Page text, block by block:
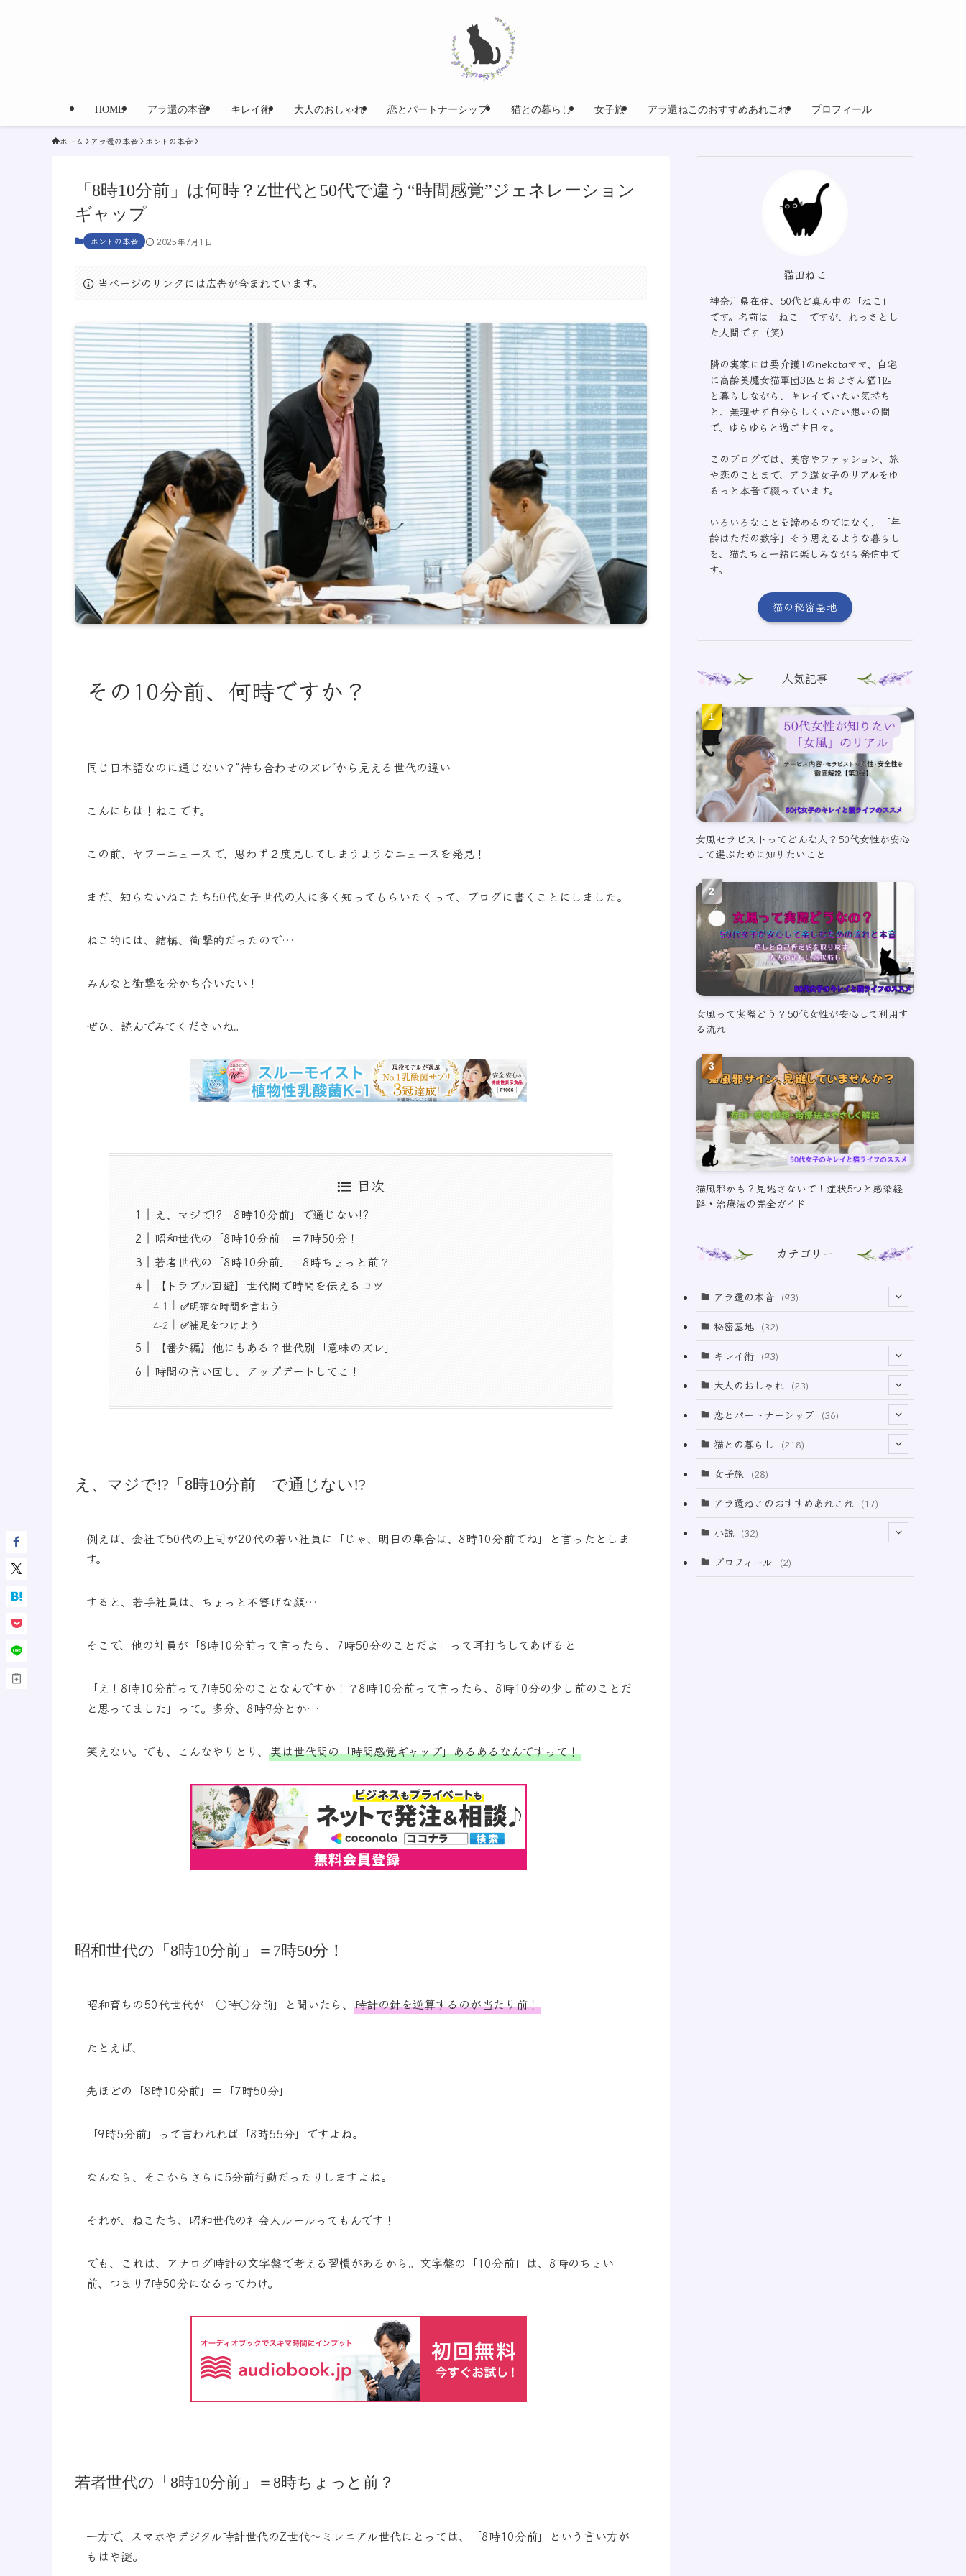
HOME アラ還の本音 キレイ術 大人のおしゃれ 恋とパートナーシップ 猫との暮らし 女子旅 アラ還ねこのおすすめあれこれ プロフィール
ホーム アラ還の本音 ホントの本音
「8時10分前」は何時？Z世代と50代で違う“時間感覚”ジェネレーション
ギャップ
ホントの本音 2025年7月1日
当ページのリンクには広告が含まれています。
その10分前、何時ですか？
同じ日本語なのに通じない？“待ち合わせのズレ”から見える世代の違い
こんにちは！ねこです。
この前、ヤフーニュースで、思わず２度見してしまうようなニュースを発見！
まだ、知らないねこたち50代女子世代の人に多く知ってもらいたくって、ブログに書くことにしました。
ねこ的には、結構、衝撃的だったので…
みんなと衝撃を分かち合いたい！
ぜひ、読んでみてくださいね。
目次
え、マジで!?「8時10分前」で通じない!?
昭和世代の「8時10分前」＝7時50分！
若者世代の「8時10分前」＝8時ちょっと前？
【トラブル回避】世代間で時間を伝えるコツ
✅明確な時間を言おう
✅補足をつけよう
【番外編】他にもある？世代別「意味のズレ」
時間の言い回し、アップデートしてこ！
え、マジで!?「8時10分前」で通じない!?
例えば、会社で50代の上司が20代の若い社員に「じゃ、明日の集合は、8時10分前でね」と言ったとしま
す。
すると、若手社員は、ちょっと不審げな顔…
そこで、他の社員が「8時10分前って言ったら、7時50分のことだよ」って耳打ちしてあげると
「え！8時10分前って7時50分のことなんですか！？8時10分前って言ったら、8時10分の少し前のことだ
と思ってました」って。多分、8時9分とか…
笑えない。でも、こんなやりとり、 実は世代間の「時間感覚ギャップ」あるあるなんですって！
昭和世代の「8時10分前」＝7時50分！
昭和育ちの50代世代が「○時○分前」と聞いたら、 時計の針を逆算するのが当たり前！
たとえば、
先ほどの「8時10分前」＝「7時50分」
「9時5分前」って言われれば「8時55分」ですよね。
なんなら、そこからさらに5分前行動だったりしますよね。
それが、ねこたち、昭和世代の社会人ルールってもんです！
でも、これは、アナログ時計の文字盤で考える習慣があるから。文字盤の「10分前」は、8時のちょい
前、つまり7時50分になるってわけ。
若者世代の「8時10分前」＝8時ちょっと前？
一方で、スマホやデジタル時計世代のZ世代〜ミレニアル世代にとっては、「8時10分前」という言い方が
もはや謎。
猫田ねこ
神奈川県在住、50代ど真ん中の「ねこ」
です。名前は「ねこ」ですが、れっきとし
た人間です（笑）
隣の実家には要介護1のnekotaママ、自宅
に高齢美魔女猫軍団3匹とおじさん猫1匹
と暮らしながら、キレイでいたい気持ち
と、無理せず自分らしくいたい想いの間
で、ゆらゆらと過ごす日々。
このブログでは、美容やファッション、旅
や恋のことまで、アラ還女子のリアルをゆ
るっと本音で綴っています。
いろいろなことを諦めるのではなく、「年
齢はただの数字」そう思えるような暮らし
を、猫たちと一緒に楽しみながら発信中で
す。
猫の秘密基地
人気記事
女風セラピストってどんな人？50代女性が安心
して選ぶために知りたいこと
女風って実際どう？50代女性が安心して利用す
る流れ
猫風邪かも？見逃さないで！症状5つと感染経
路・治療法の完全ガイド
カテゴリー
アラ還の本音 (93)
(69)
(18)
秘密基地 (32)
キレイ術 (93)
(32)
(49)
大人のおしゃれ (23)
(21)
(2)
恋とパートナーシップ (36)
(33)
(3)
猫との暮らし (218)
(21)
(49)
(73)
女子旅 (28)
アラ還ねこのおすすめあれこれ (17)
小説 (32)
プロフィール (2)